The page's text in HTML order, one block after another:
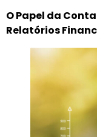
O Papel da
Relatórios